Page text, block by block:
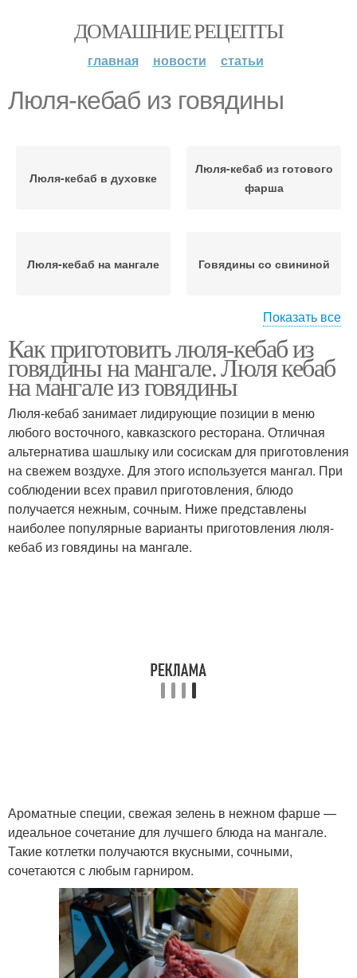
ДОМАШНИЕ РЕЦЕПТЫ
главная новости статьи
Люля-кебаб из говядины
Люля-кебаб в духовке
Люля-кебаб из готового
фарша
Люля-кебаб на мангале Говядины со свининой
Люля-кебаб на шпажках Люля-кебаб из свинины
Люля-кебаб из курицы
Люля-кебаб из
баранины
Люля-кебаб с сыром Люля-кебаб с зеленью
Люля-кебаб на решетке
Люля-кебаб с
Соус для люля-кебаб Люля-кебаб с грибами
Показать все
Как приготовить люля-кебаб из
говядины на мангале. Люля кебаб
на мангале из говядины
Люля-кебаб занимает лидирующие позиции в меню
любого восточного, кавказского ресторана. Отличная
альтернатива шашлыку или сосискам для приготовления
на свежем воздухе. Для этого используется мангал. При
соблюдении всех правил приготовления, блюдо
получается нежным, сочным. Ниже представлены
наиболее популярные варианты приготовления люля-
кебаб из говядины на мангале.
Ароматные специи, свежая зелень в нежном фарше —
идеальное сочетание для лучшего блюда на мангале.
Такие котлетки получаются вкусными, сочными,
сочетаются с любым гарниром.